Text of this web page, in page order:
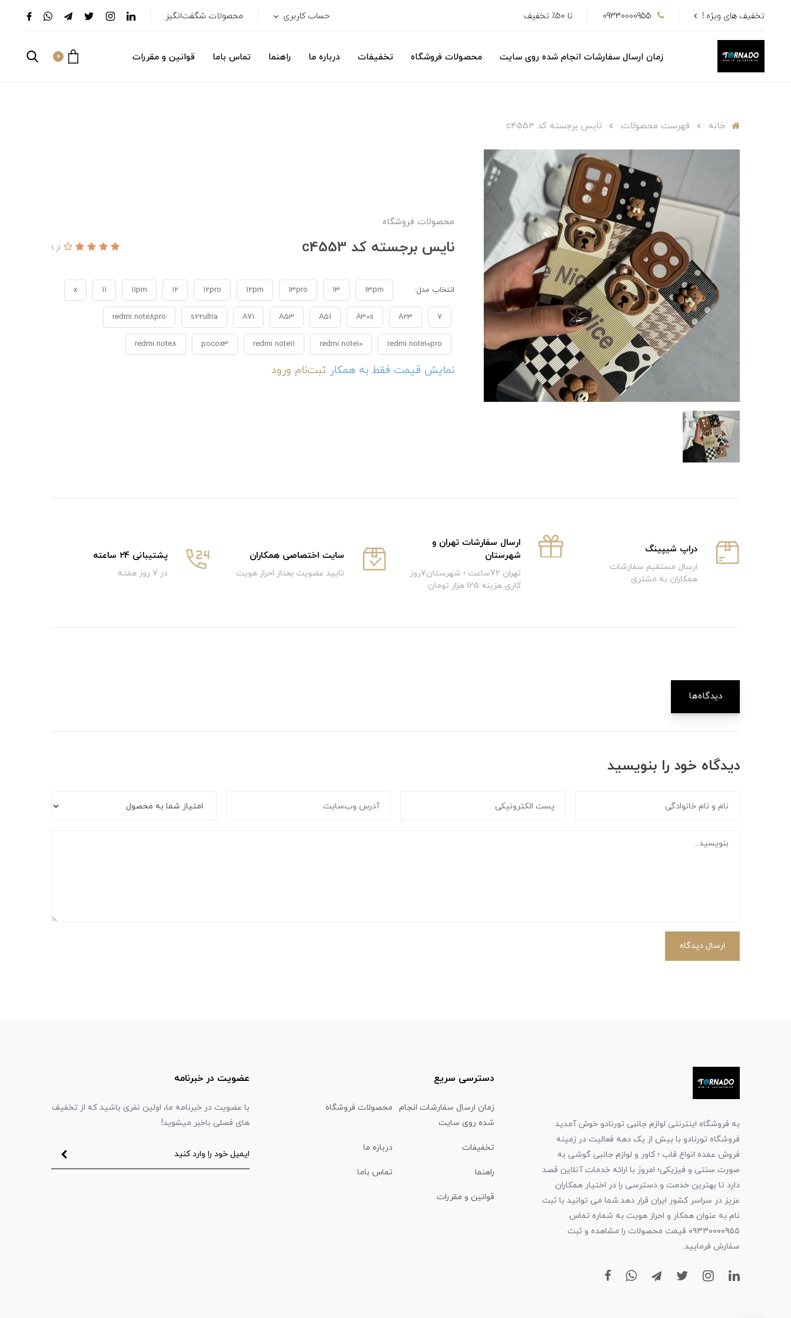
تخفیف های ویژه ! 09330000955 تا 50٪ تخفیف حساب کاربری محصولات شگفت‌انگیز
زمان ارسال سفارشات انجام شده روی سایت محصولات فروشگاه تخفیفات درباره ما راهنما تماس باما قوانین و مقررات 0
خانه فهرست محصولات نایس برجسته کد c4553
محصولات فروشگاه
نایس برجسته کد c4553 از 1
انتخاب مدل: 13pm
13
13pro
12pm
12pro
12
11pm
11
x
7
A23
A30s
A51
A53
A71
s22ultra
redmi note8pro
redmi note10pro
redmi note10
redmi note11
pocox3
redmi note8
نمایش قیمت فقط به همکار ثبت‌نام ورود
دراپ شیپینگ
ارسال مستقیم سفارشات
همکاران به مشتری
ارسال سفارشات تهران و
شهرستان
تهران 72ساعت ؛ شهرستان7روز
کاری هزینه 125 هزار تومان
سایت اختصاصی همکاران
تایید عضویت بعداز احراز هویت
پشتیبانی 24 ساعته
در 7 روز هفته
دیدگاه‌ها
دیدگاه خود را بنویسید
ارسال دیدگاه
به فروشگاه اینترنتی لوازم جانبی تورنادو خوش آمدید
فروشگاه تورنادو با بیش از یک دهه فعالیت در زمینه
فروش عمده انواع قاب ؛ کاور و لوازم جانبی گوشی به
صورت سنتی و فیزیکی؛ امروز با ارائه خدمات آنلاین قصد
دارد تا بهترین خدمت و دسترسی را در اختیار همکاران
عزیز در سراسر کشور ایران قرار دهد.شما می توانید با ثبت
نام به عنوان همکار و احراز هویت به شماره تماس
۰۹۳۳۰۰۰۰۹۵۵ قیمت محصولات را مشاهده و ثبت
سفارش فرمایید.
دسترسی سریع
زمان ارسال سفارشات انجام
شده روی سایت
محصولات فروشگاه
تخفیفات درباره ما
راهنما تماس باما
قوانین و مقررات
عضویت در خبرنامه
با عضویت در خبرنامه ما، اولین نفری باشید که از تخفیف
های فصلی باخبر میشوید!